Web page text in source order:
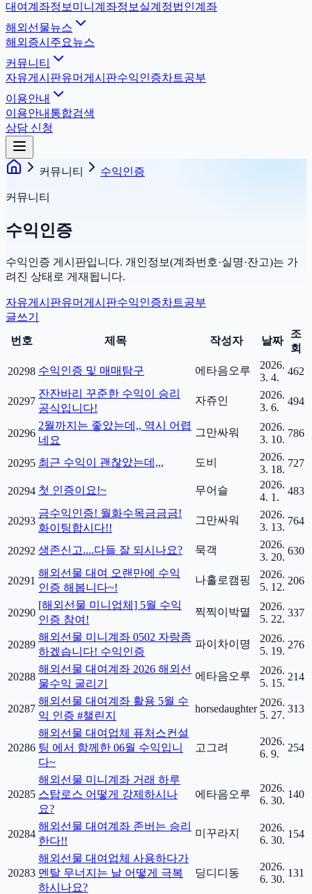
대여계좌정보 미니계좌정보 실계정법인계좌
해외선물뉴스
해외증시 주요뉴스
커뮤니티
자유게시판유머게시판수익인증차트공부
이용안내
이용안내 통합검색
상담 신청
커뮤니티 수익인증
커뮤니티
수익인증
수익인증 게시판입니다. 개인정보(계좌번호·실명·잔고)는 가
려진 상태로 게재됩니다.
자유게시판유머게시판수익인증차트공부
글쓰기
번호
제목 작성자 날짜
조
회
20298 수익인증 및 매매탐구 에타음오루
2026.
3. 4.
462
20297
잔잔바리 꾸준한 수익이 승리
공식입니다!
자쥬인
2026.
3. 6.
494
20296
2월까지는 좋았는데,, 역시 어렵
네요
그만싸워
2026.
3. 10.
786
20295 최근 수익이 괜찮았는데,,, 도비
2026.
3. 18.
727
20294 첫 인증이요!~ 무어슬
2026.
4. 1.
483
20293
금수익인증! 월화수목금금금!
화이팅합시다!!
그만싸워
2026.
3. 13.
764
20292 생존신고....다들 잘 되시나요? 묵객
2026.
3. 20.
630
20291
해외선물 대여 오랜만에 수익
인증 해봅니다~!
나홀로캠핑
2026.
5. 12.
206
20290
[해외선물 미니업체] 5월 수익
인증 참여!
찍찍이박멸
2026.
5. 22.
337
20289
해외선물 미니계좌 0502 자랑좀
하겠습니다! 수익인증
파이차이명
2026.
5. 19.
276
20288
해외선물 대여계좌 2026 해외선
물수익 굴리기
에타음오루
2026.
5. 15.
214
20287
해외선물 대여계좌 활용 5월 수
익 인증 #챌린지
horsedaughter
2026.
5. 27.
313
20286
해외선물 대여업체 퓨처스컨설
팅 에서 함께한 06월 수익입니
다~
고그려
2026.
6. 9.
254
20285
해외선물 미니계좌 거래 하루
스탑로스 어떻게 강제하시나
요?
에타음오루
2026.
6. 30.
140
20284
해외선물 대여계좌 존버는 승리
한다!!
미꾸라지
2026.
6. 30.
154
20283
해외선물 대여업체 사용하다가
멘탈 무너지는 날 어떻게 극복
하시나요?
딩디디동
2026.
6. 30.
131